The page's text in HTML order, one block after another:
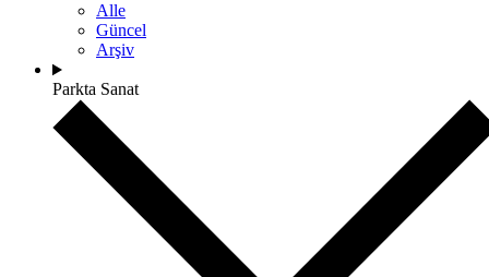
Alle
Güncel
Arşiv
Parkta Sanat